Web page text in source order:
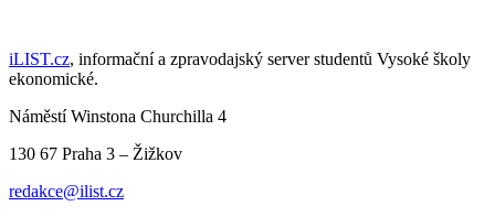
iLIST.cz, informační a zpravodajský server studentů Vysoké školy
ekonomické.
Náměstí Winstona Churchilla 4
130 67 Praha 3 – Žižkov
redakce@ilist.cz